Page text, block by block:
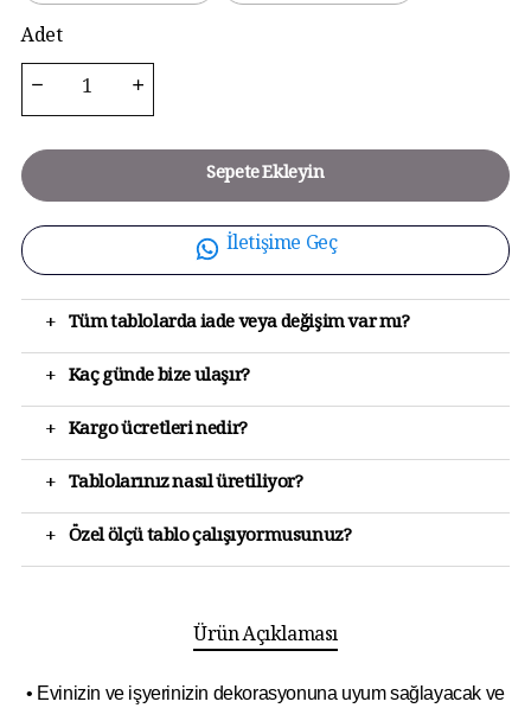
Adet
Sepete Ekleyin
İletişime Geç
+ Tüm tablolarda iade veya değişim var mı?
+ Kaç günde bize ulaşır?
+ Kargo ücretleri nedir?
+ Tablolarınız nasıl üretiliyor?
+ Özel ölçü tablo çalışıyormusunuz?
Ürün Açıklaması
• Evinizin ve işyerinizin dekorasyonuna uyum sağlayacak ve